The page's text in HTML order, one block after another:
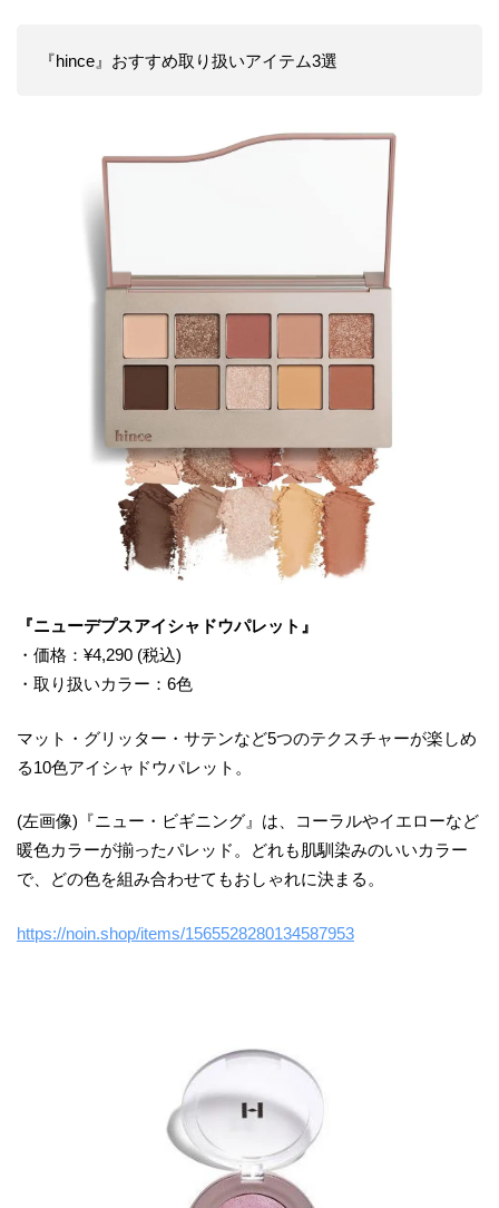
『hince』おすすめ取り扱いアイテム3選
『ニューデプスアイシャドウパレット』
・価格：¥4,290 (税込)
・取り扱いカラー：6色
マット・グリッター・サテンなど5つのテクスチャーが楽しめ
る10色アイシャドウパレット。
(左画像)『ニュー・ビギニング』は、コーラルやイエローなど
暖色カラーが揃ったパレッド。どれも肌馴染みのいいカラー
で、どの色を組み合わせてもおしゃれに決まる。
https://noin.shop/items/1565528280134587953